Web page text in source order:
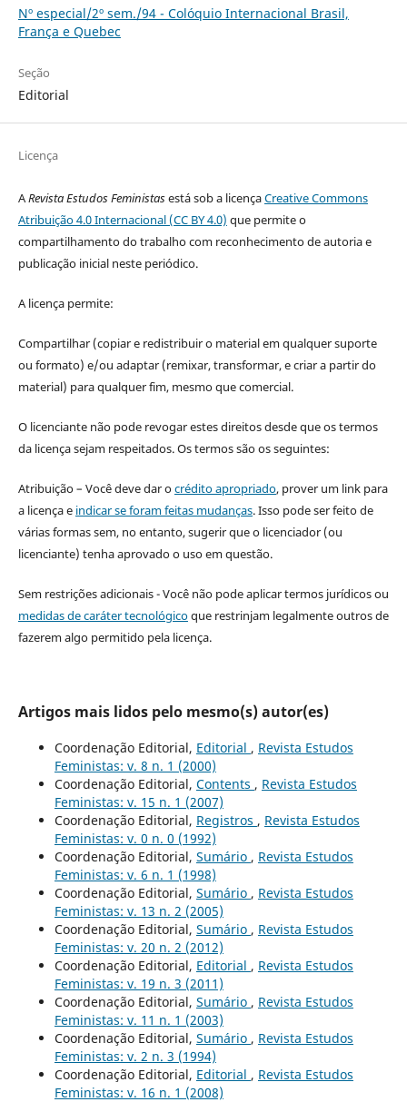
Nº especial/2º sem./94 - Colóquio Internacional Brasil,
França e Quebec
Seção
Editorial
Licença
ARevista Estudos Feministasestá sob a licençaCreative Commons
Atribuição 4.0 Internacional (CC BY 4.0) que permite o
compartilhamento do trabalho com reconhecimento de autoria e
publicação inicial neste periódico.
A licença permite:
Compartilhar (copiar e redistribuir o material em qualquer suporte
ou formato) e/ou adaptar (remixar, transformar, e criar a partir do
material) para qualquer fim, mesmo que comercial.
O licenciante não pode revogar estes direitos desde que os termos
da licença sejam respeitados. Os termos são os seguintes:
Atribuição – Você deve dar ocrédito apropriado, prover um link para
a licença e indicar se foram feitas mudanças. Isso pode ser feito de
várias formas sem, no entanto, sugerir que o licenciador (ou
licenciante) tenha aprovado o uso em questão.
Sem restrições adicionais - Você não pode aplicar termos jurídicos ou
medidas de caráter tecnológicoque restrinjam legalmente outros de
fazerem algo permitido pela licença.
Artigos mais lidos pelo mesmo(s) autor(es)
Coordenação Editorial, Editorial , Revista Estudos
Feministas: v. 8 n. 1 (2000)
Coordenação Editorial, Contents , Revista Estudos
Feministas: v. 15 n. 1 (2007)
Coordenação Editorial, Registros , Revista Estudos
Feministas: v. 0 n. 0 (1992)
Coordenação Editorial, Sumário , Revista Estudos
Feministas: v. 6 n. 1 (1998)
Coordenação Editorial, Sumário , Revista Estudos
Feministas: v. 13 n. 2 (2005)
Coordenação Editorial, Sumário , Revista Estudos
Feministas: v. 20 n. 2 (2012)
Coordenação Editorial, Editorial , Revista Estudos
Feministas: v. 19 n. 3 (2011)
Coordenação Editorial, Sumário , Revista Estudos
Feministas: v. 11 n. 1 (2003)
Coordenação Editorial, Sumário , Revista Estudos
Feministas: v. 2 n. 3 (1994)
Coordenação Editorial, Editorial , Revista Estudos
Feministas: v. 16 n. 1 (2008)